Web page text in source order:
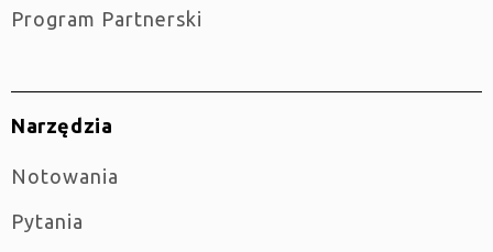
Program Partnerski
Narzędzia
Notowania
Pytania